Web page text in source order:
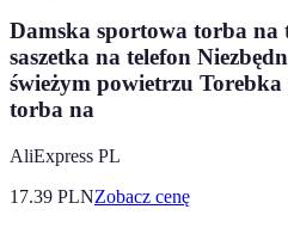
Damska sportowa torba na
saszetka na telefon
świeżym powietrzu
torba na
AliExpress PL
17.39 PLNZobacz cenę